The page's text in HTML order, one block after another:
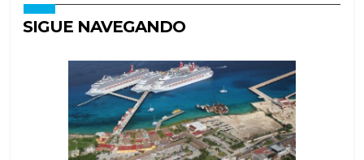
SIGUE NAVEGANDO